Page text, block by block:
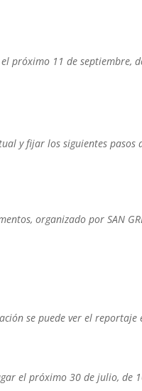
el próximo 11 de
y fijar los siguientes
organizado por SAN
se puede ver el
el próximo 30 de julio,